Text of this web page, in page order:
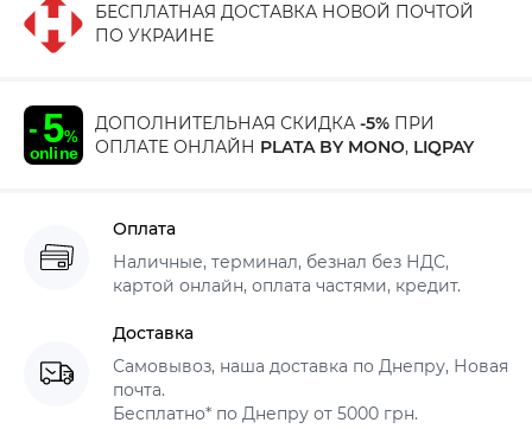
БЕСПЛАТНАЯ ДОСТАВКА НОВОЙ ПОЧТОЙ
ПО УКРАИНЕ
ДОПОЛНИТЕЛЬНАЯ СКИДКА -5% ПРИ
ОПЛАТЕ ОНЛАЙН PLATA BY MONO, LIQPAY
Оплата
Наличные, терминал, безнал без НДС,
картой онлайн, оплата частями, кредит.
Доставка
Самовывоз, наша доставка по Днепру, Новая
почта.
Бесплатно* по Днепру от 5000 грн.